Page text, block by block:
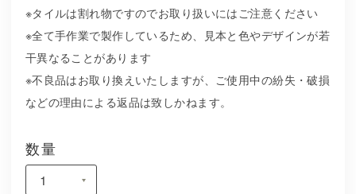
※タイルは割れ物ですのでお取り扱いにはご注意ください
※全て手作業で製作しているため、見本と色やデザインが若
干異なることがあります
※不良品はお取り換えいたしますが、ご使用中の紛失・破損
などの理由による返品は致しかねます。
数量